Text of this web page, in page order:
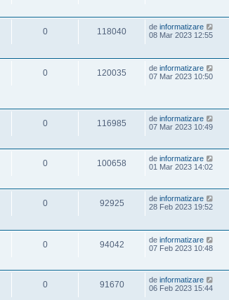
0 118040 de informatizare
08 Mar 2023 12:55
0 120035 de informatizare
07 Mar 2023 10:50
0 116985 de informatizare
07 Mar 2023 10:49
0 100658 de informatizare
01 Mar 2023 14:02
0 92925 de informatizare
28 Feb 2023 19:52
0 94042 de informatizare
07 Feb 2023 10:48
0 91670 de informatizare
06 Feb 2023 15:44